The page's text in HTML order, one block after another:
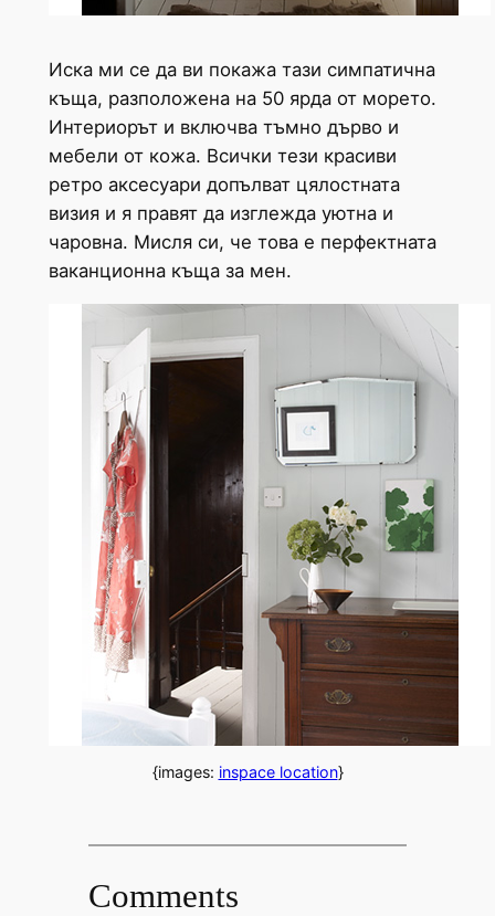
Иска ми се да ви покажа тази симпатична
къща, разположена на 50 ярда от морето.
Интериорът и включва тъмно дърво и
мебели от кожа. Всички тези красиви
ретро аксесуари допълват цялостната
визия и я правят да изглежда уютна и
чаровна. Мисля си, че това е перфектната
ваканционна къща за мен.
{images: inspace location}
Comments